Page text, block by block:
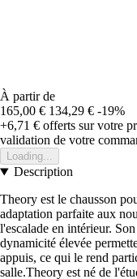
À partir de
165,00 € 134,29 € -19%
+6,71 € offerts sur votre
validation de votre
Loading...
Description
Theory est le chausson
adaptation parfaite aux
l'escalade en intérieur.
dynamicité élevée
appuis, ce qui le rend
salle.Theory est né de